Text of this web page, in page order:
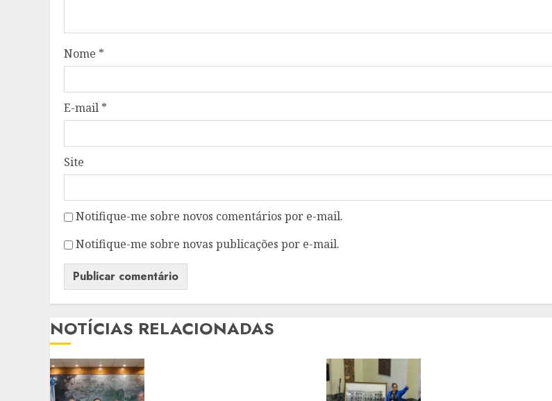
Nome *
E-mail *
Site
Notifique-me sobre novos comentários por e-mail.
Notifique-me sobre novas publicações por e-mail.
NOTÍCIAS RELACIONADAS